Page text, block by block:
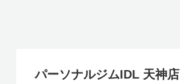
パーソナルジムIDL 天神店